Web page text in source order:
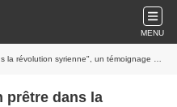
MENU
vibrant du père Paolo Dall'Oglio sur la tourmente syrienne
prêtre dans la